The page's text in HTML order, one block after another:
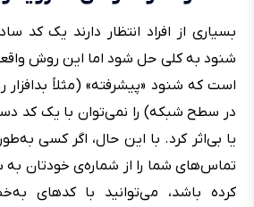
بسیاری از افراد انتظار دارند یک کد
شنود به کلی حل شود اما این روش
است که شنود «پیشرفته» (مثلاً بدافزار
در سطح شبکه) را نمی‌توان با یک کد
یا بی‌اثر کرد. با این حال، اگر کسی
تماس‌های شما را از شماره‌ی خودتان به
کرده باشد، می‌توانید با کدهای